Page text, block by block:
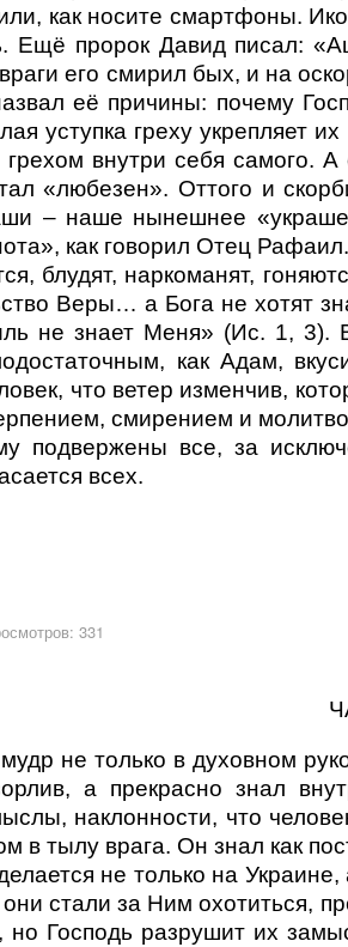
как носите смартфоны.
Ещё пророк Давид
его смирил бых, и на
её причины: почему
уступка греху укрепляет
внутри себя самого.
«любезен». Оттого и
– наше нынешнее
как говорил Отец
блудят, наркоманят,
Веры… а Бога не хотят
не знает Меня» (Ис. 1,
как Адам,
что ветер изменчив,
смирением и
подвержены все, за
всех.
331
не только в духовном
а прекрасно знал
наклонности, что
в тылу врага. Он знал как
не только на
стали за Ним охотиться,
но Господь разрушит их